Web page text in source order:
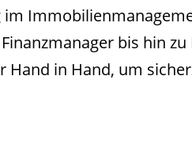
bis hin
Hand in Hand, um